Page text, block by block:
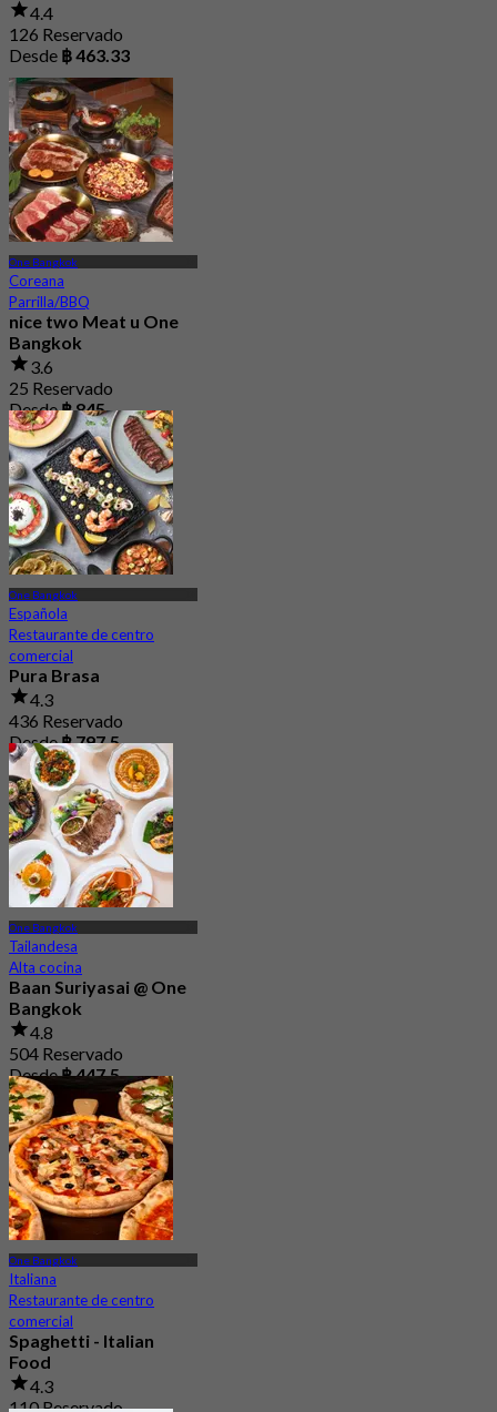
4.4
126 Reservado
Desde ฿ 463.33
One Bangkok
Coreana
Parrilla/BBQ
nice two Meat u One
Bangkok
3.6
25 Reservado
Desde฿ 845
One Bangkok
Española
Restaurante de centro
comercial
Pura Brasa
4.3
436 Reservado
Desde฿ 797.5
One Bangkok
Tailandesa
Alta cocina
Baan Suriyasai @ One
Bangkok
4.8
504 Reservado
Desde฿ 447.5
One Bangkok
Italiana
Restaurante de centro
comercial
Spaghetti - Italian
Food
4.3
110 Reservado